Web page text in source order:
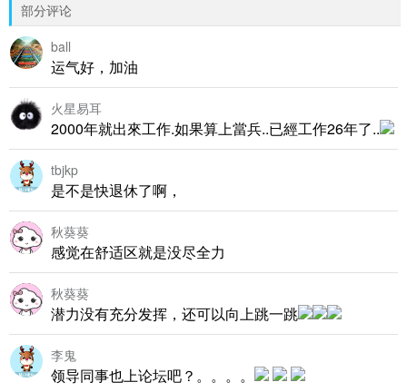
部分评论
ball
运气好，加油
火星易耳
2000年就出來工作.如果算上當兵..已經工作26年了..
tbjkp
是不是快退休了啊，
秋葵葵
感觉在舒适区就是没尽全力
秋葵葵
潜力没有充分发挥，还可以向上跳一跳
李鬼
领导同事也上论坛吧？。。。。